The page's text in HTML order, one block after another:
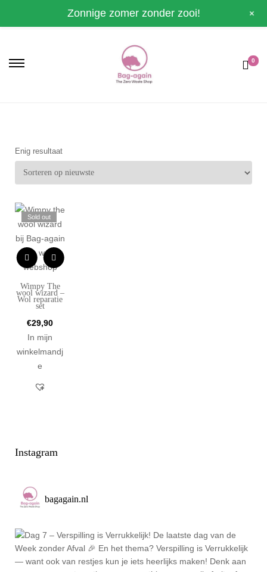
0
Enig resultaat
Sold out
Wimpy The
wool wizard –
Wol reparatie
set
€29,90
In mijn
winkelmandj
e
Instagram
bagagain.nl
Zonnige zomer zonder zooi! +